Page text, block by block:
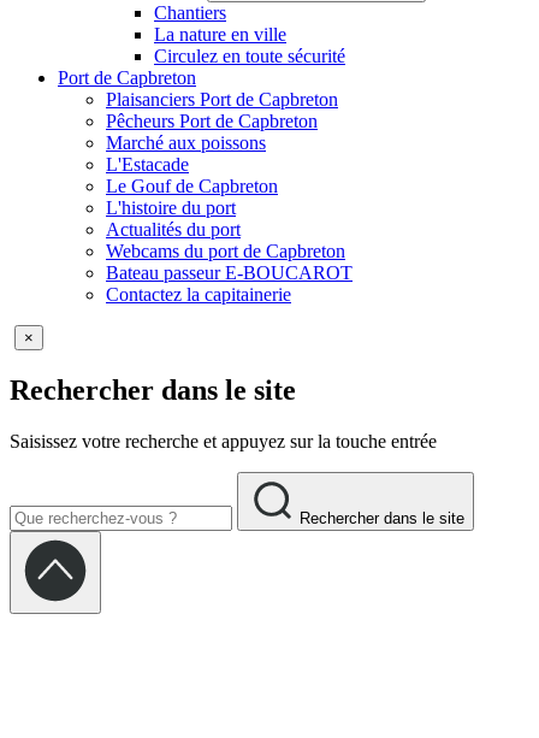
Chantiers
La nature en ville
Circulez en toute sécurité
Port de Capbreton
Plaisanciers Port de Capbreton
Pêcheurs Port de Capbreton
Marché aux poissons
L'Estacade
Le Gouf de Capbreton
L'histoire du port
Actualités du port
Webcams du port de Capbreton
Bateau passeur E-BOUCAROT
Contactez la capitainerie
×
Rechercher dans le site
Saisissez votre recherche et appuyez sur la touche entrée
Rechercher dans le site